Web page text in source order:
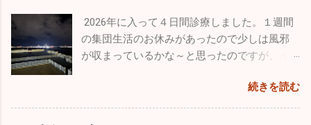
めてでクルーの方とかなり長時間お話をしま
した。公にできない事はたくさんあると思い
ますが、内部のことをかなり詳しく聞くこと
ちゃくちゃ気分転換になりますね。今回は大
好きな飛行機と１日中過ごすことができたの
で本当に至福のひと時でした。最近は忙しす
ンビリ、ゆったり。時々走りますが自分のペ
ースで日向ぼっこですかね♪♪ そして昨年心臓
の大手術をした４歳のシルバーの「ラヴ
リリィに勝るとも劣らない走りっぷり。本当
初飛びのため茨城県の利根川河川敷に行って
きました。
らく飛んでいませんでしたので、機体はシッ
カリ作動するか心配でしたがエンジンは１発
2026年に入って４日間診療しました。１週間
の集団生活のお休みがあったので少しは風邪
が収まっているかな～と思ったのですが、イ
行していました。インフルエンザはB型が出て
います。年末まではほとんどがA型でしたが、
この１週間は３割がB型でした。コロナも４名
続きを読む